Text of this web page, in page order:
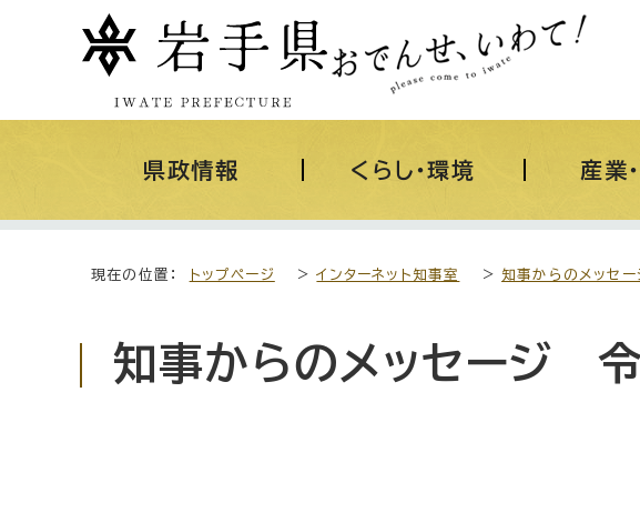
県政情報 くらし・環境 産業
現在の位置： トップページ >インターネット知事室 >知事からのメッセー
知事からのメッセージ